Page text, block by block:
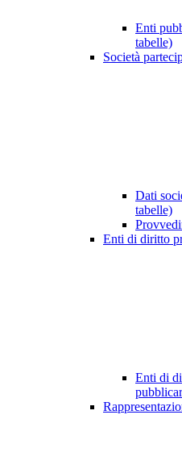
Enti
tabelle)
Società
Dati
tabelle)
Enti di diritto
Enti di